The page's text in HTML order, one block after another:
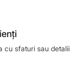
cu sfaturi sau detalii